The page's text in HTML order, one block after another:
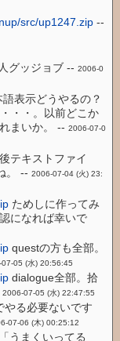
src/up1247.zip --
グッジョブ --2006-0
表示どうやるの？
・・。以前どこか
まいか。 --2006-07-0
テキストファイ
。 --2006-07-04 (火) 23:
ためしに作ってみ
になれば幸いで
questの方も全部。
07-05 (水) 20:56:45
dialogue全部。拾
2006-07-05 (水) 22:47:55
る必要ないです
07-06 (木) 00:25:12
うまくいってる